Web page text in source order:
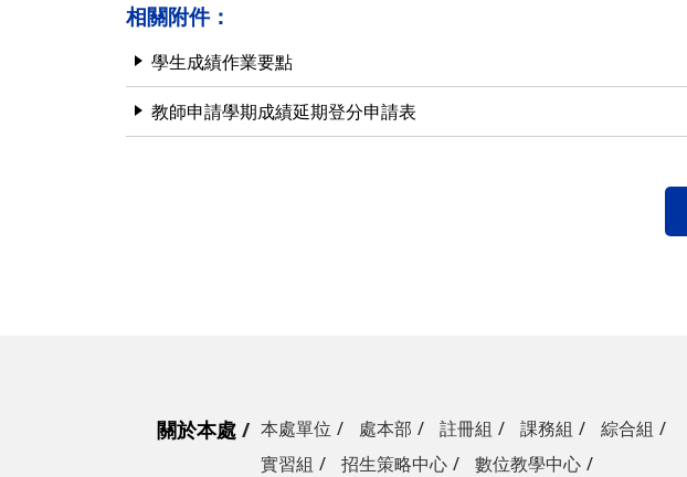
相關附件：
學生成績作業要點
教師申請學期成績延期登分申請表
關於本處 本處單位 處本部 註冊組 課務組
綜合組
實習組
招生策略中心
數位教學中心